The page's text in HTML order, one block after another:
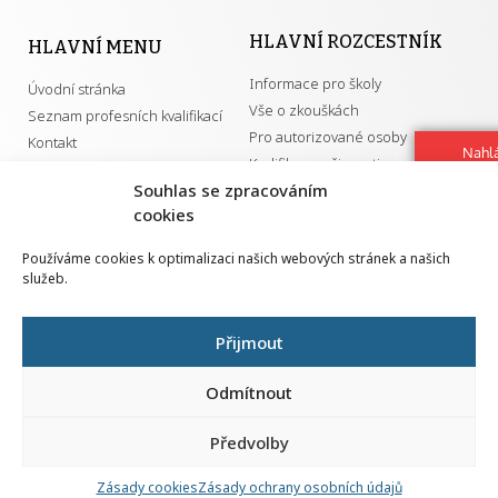
Souhlas se zpracováním
cookies
Používáme cookies k optimalizaci našich webových stránek a našich
služeb.
Přijmout
Odmítnout
Předvolby
Zásady cookiesZásady ochrany osobních údajů
HLAVNÍ MENU
Úvodní stránka
Seznam profesních kvalifikací
Kontakt
HLAVNÍ ROZCESTNÍK
Informace pro školy
Vše o zkouškách
Pro autorizované osoby
Kvalifikace a živnosti
GDPR
Národní pedagogický institut ČR
Senovážné náměstí 25
110 00 Praha 1
Všechna práva vyhrazena | 2026